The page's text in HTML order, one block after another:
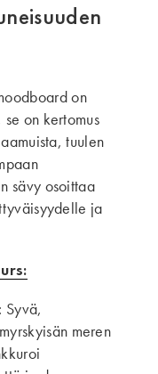
on
on kertomus
tuulen
sävy osoittaa
ja
: Syvä,
meren